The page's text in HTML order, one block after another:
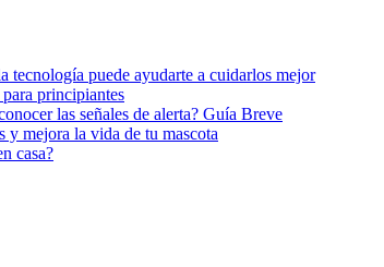
tecnología puede ayudarte a cuidarlos mejor
principiantes
las señales de alerta? Guía Breve
y mejora la vida de tu mascota
casa?